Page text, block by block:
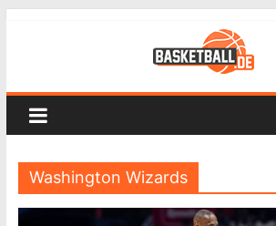
Washington Wizards